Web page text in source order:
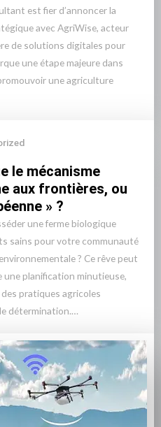
est fier d’annoncer la
avec AgriWise, acteur
de solutions digitales pour
une étape majeure dans
une agriculture
le mécanisme
aux frontières, ou
» ?
une ferme biologique
sains pour votre communauté
? Ce rêve peut
une planification minutieuse,
pratiques agricoles
détermination.…